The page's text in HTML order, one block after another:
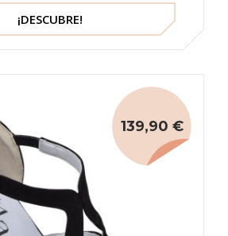
¡DESCUBRE!
139,90 €